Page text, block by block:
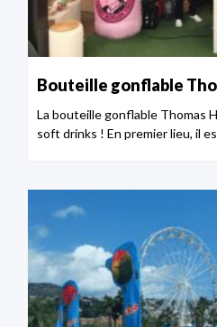
Bouteille gonflable
La bouteille gonflable Thomas
soft drinks ! En premier lieu, il